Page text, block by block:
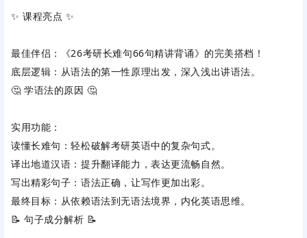
✨ ‌课程亮点 ‌ ✨
最佳伴侣 ‌：《26考研长难句66句精讲背诵》的完美搭档！
底层逻辑 ‌：从语法的第一性原理出发，深入浅出讲语法。
🤔 ‌学语法的原因 ‌ 🤔
实用功能 ‌：
读懂长难句 ‌：轻松破解考研英语中的复杂句式。
译出地道汉语 ‌：提升翻译能力，表达更流畅自然。
写出精彩句子 ‌：语法正确，让写作更加出彩。
最终目标 ‌：从依赖语法到无语法境界，内化英语思维。
📝 ‌句子成分解析 ‌ 📝